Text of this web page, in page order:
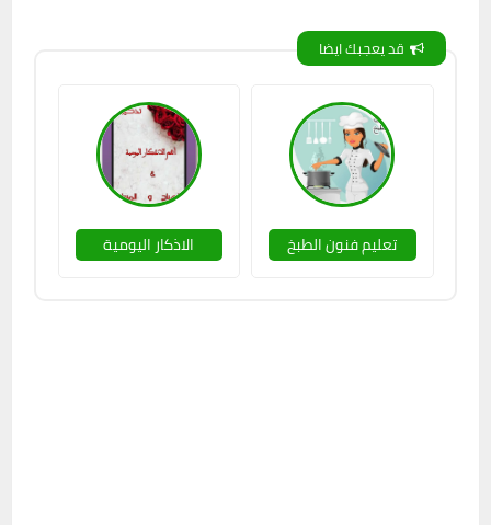
قد يعجبك ايضا
تعليم فنون الطبخ الاذكار اليومية